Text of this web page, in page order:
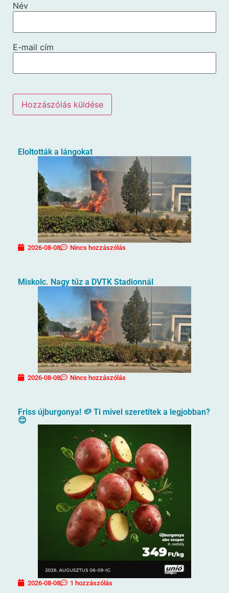
Név
E-mail cím
Eloltották a lángokat
2026-08-08 Nincs hozzászólás
Miskolc. Nagy tűz a DVTK Stadionnál
2026-08-08 Nincs hozzászólás
Friss újburgonya! 🥔 Ti mivel szeretitek a legjobban?
😊
2026-08-08 1 hozzászólás